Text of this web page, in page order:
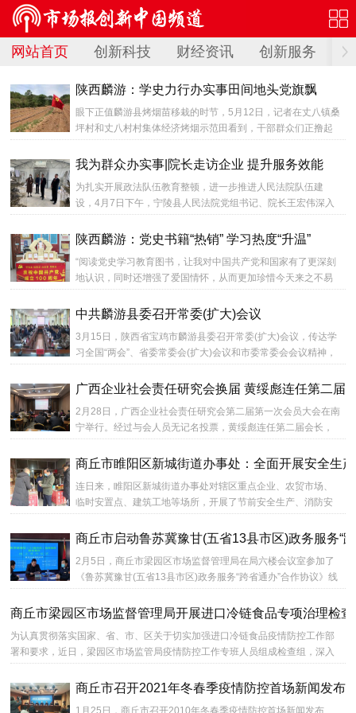
网站首页 创新科技 财经资讯 创新服务
陕西麟游：学史力行办实事田间地头党旗飘
眼下正值麟游县烤烟苗移栽的时节，5月12日，记者在丈八镇桑
坪村和丈八村村集体经济烤烟示范田看到，干部群众们正撸起
我为群众办实事|院长走访企业 提升服务效能
为扎实开展政法队伍教育整顿，进一步推进人民法院队伍建
设，4月7日下午，宁陵县人民法院党组书记、院长王宏伟深入
研，与...
陕西麟游：党史书籍“热销” 学习热度“升温”
“阅读党史学习教育图书，让我对中国共产党和国家有了更深刻
地认识，同时还增强了爱国情怀，从而更加珍惜今天来之不易
中共麟游县委召开常委(扩大)会议
3月15日，陕西省宝鸡市麟游县委召开常委(扩大)会议，传达学
习全国“两会”、省委常委会(扩大)会议和市委常委会会议精神，
广西企业社会责任研究会换届 黄绥彪连任第二届
2月28日，广西企业社会责任研究会第二届第一次会员大会在南
宁举行。经过与会人员无记名投票，黄绥彪连任第二届会长，
商丘市睢阳区新城街道办事处：全面开展安全生
连日来，睢阳区新城街道办事处对辖区重点企业、农贸市场、
临时安置点、建筑工地等场所，开展了节前安全生产、消防安
商丘市启动鲁苏冀豫甘(五省13县市区)政务服务“
2月5日，商丘市梁园区市场监督管理局在局六楼会议室参加了
《鲁苏冀豫甘(五省13县市区)政务服务“跨省通办”合作协议》线
商丘市梁园区市场监督管理局开展进口冷链食品专项治理检
为认真贯彻落实国家、省、市、区关于切实加强进口冷链食品疫情防控工作部
署和要求，近日，梁园区市场监管局疫情防控工作专班人员组成检查组，深入
商丘市召开2021年冬春季疫情防控首场新闻发布
1月25日，商丘市召开2010年冬春季疫情防控首场新闻发布